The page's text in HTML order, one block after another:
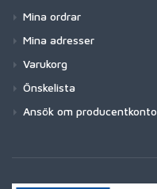
Mina ordrar
Mina adresser
Varukorg
Önskelista
Ansök om producentkonto